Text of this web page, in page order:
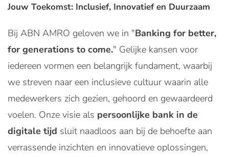
Jouw Toekomst: Inclusief, Innovatief en Duurzaam
Bij ABN AMRO geloven we in "Banking for better,
for generations to come." Gelijke kansen voor
iedereen vormen een belangrijk fundament, waarbij
we streven naar een inclusieve cultuur waarin alle
medewerkers zich gezien, gehoord en gewaardeerd
voelen. Onze visie als persoonlijke bank in de
digitale tijd sluit naadloos aan bij de behoefte aan
verrassende inzichten en innovatieve oplossingen,